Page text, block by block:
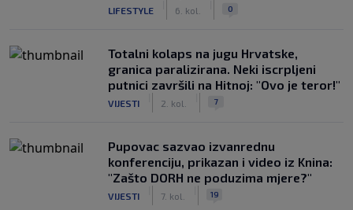
LIFESTYLE 6. kol. 0
Totalni kolaps na jugu Hrvatske,
granica paralizirana. Neki iscrpljeni
putnici završili na Hitnoj: "Ovo je teror!"
VIJESTI 2. kol. 7
Pupovac sazvao izvanrednu
konferenciju, prikazan i video iz Knina:
"Zašto DORH ne poduzima mjere?"
VIJESTI 7. kol. 19